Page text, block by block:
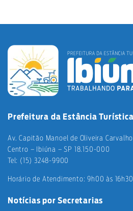
Prefeitura da Estância
Av. Capitão Manoel de Oliveira
Centro – Ibiúna – SP 18.150-000
Tel: (15) 3248-9900
Horário de Atendimento: 9h00 às 16h30
Notícias por Secretarias